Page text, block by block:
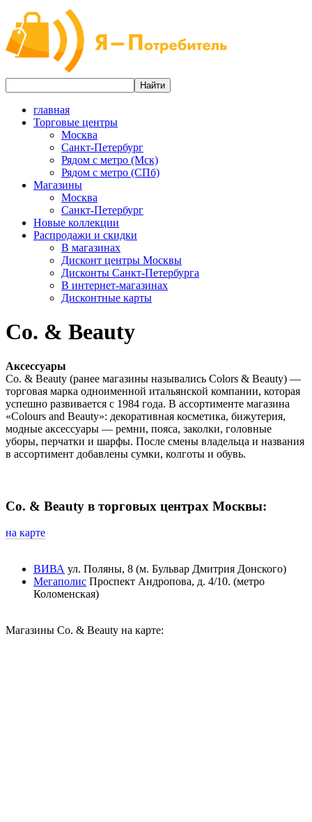
главная
Торговые центры
Москва
Санкт-Петербург
Рядом с метро (Мск)
Рядом с метро (СПб)
Магазины
Москва
Санкт-Петербург
Новые коллекции
Распродажи и скидки
В магазинах
Дисконт центры Москвы
Дисконты Санкт-Петербурга
В интернет-магазинах
Дисконтные карты
Co. & Beauty
Аксессуары
Co. & Beauty (ранее магазины назывались Colors & Beauty) —
торговая марка одноименной итальянской компании, которая
успешно развивается с 1984 года. В ассортименте магазина
«Colours and Beauty»: декоративная косметика, бижутерия,
модные аксессуары — ремни, пояса, заколки, головные
уборы, перчатки и шарфы. После смены владельца и названия
в ассортимент добавлены сумки, колготы и обувь.
Co. & Beauty в торговых центрах Москвы:
на карте
ВИВА ул. Поляны, 8 (м. Бульвар Дмитрия Донского)
Мегаполис Проспект Андропова, д. 4/10. (метро
Коломенская)
Магазины Co. & Beauty на карте: